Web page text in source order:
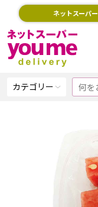
ネットスーパー
カテゴリー